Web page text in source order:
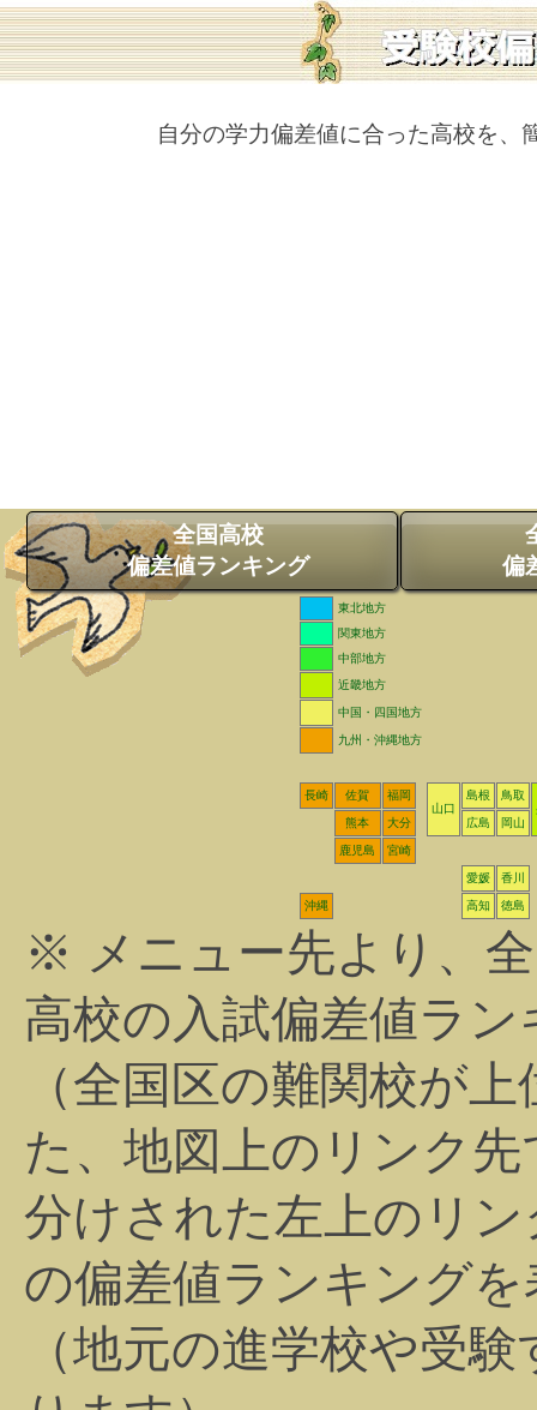
自分の学力偏差値に合った高校を、
全国高校
偏差値ランキング
偏
東北地方
関東地方
中部地方
近畿地方
中国・四国地方
九州・沖縄地方
長崎 佐賀
福岡
山口
島根
鳥取
熊本
大分 広島 岡山
鹿児島 宮崎
愛媛 香川
沖縄 高知 徳島
※ メニュー先より、
高校の入試偏差値ラ
（全国区の難関校が
た、地図上のリンク
分けされた左上のリ
の偏差値ランキング
（地元の進学校や受